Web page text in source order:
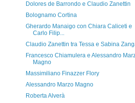
Dolores de Barrondo e Claudio Zanettin
Bolognamo Cortina
Gherardo Manaigo con Chiara Caliceti e
Carlo Filip...
Claudio Zanettin tra Tessa e Sabina
Francesco Chiamulera e Alessandro
Magno
Massimiliano Finazzer Flory
Alessandro Marzo Magno
Roberta Alverà